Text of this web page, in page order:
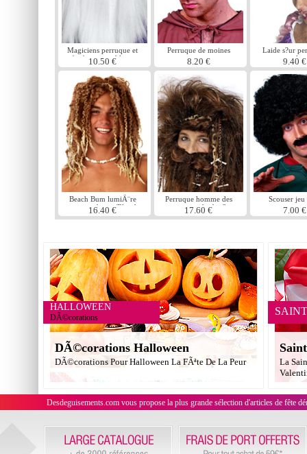
Magiciens perruque et
barbe mis en blanc
10.50 €
Perruque de moines
8.20 €
Laide s?ur
violet
9.40 €
Beach Bum lumiÃ¨re
perruque brune/Blonde
16.40 €
Perruque homme des
cavernes et barbe Set
17.60 €
Scouser
7.00 €
HALLOWEEN
DÃ©corations
DÃ©corations Halloween
DÃ©corations Pour Halloween La FÃªte De La Peur
La
Desdeguisements.com vous propose la plus grande sélection d'articles de fête